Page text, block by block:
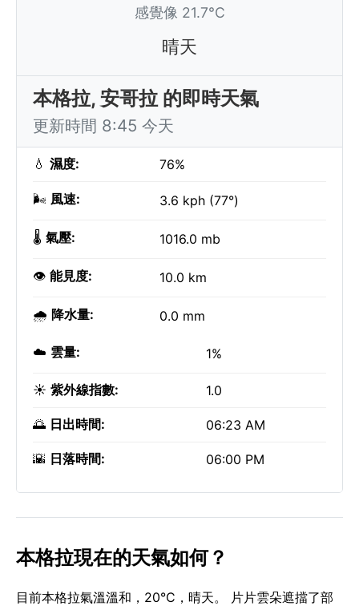
感覺像 21.7°C
晴天
本格拉, 安哥拉 的即時天氣
更新時間 8:45 今天
💧 濕度: 76%
🌬️ 風速: 3.6 kph (77°)
🌡️ 氣壓: 1016.0 mb
👁️ 能見度: 10.0 km
🌧️ 降水量: 0.0 mm
☁️ 雲量: 1%
☀️ 紫外線指數: 1.0
🌅 日出時間: 06:23 AM
🌇 日落時間: 06:00 PM
本格拉現在的天氣如何？
目前本格拉氣溫溫和，20°C，晴天。 片片雲朵遮擋了部